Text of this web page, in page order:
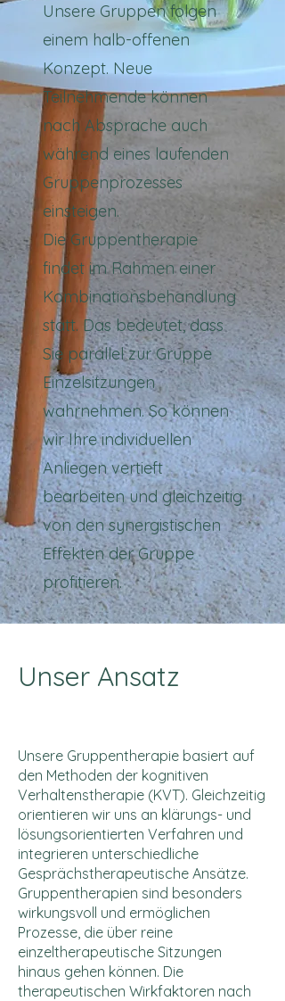
Unsere Gruppen folgen
einem halb-offenen
Konzept. Neue
Teilnehmende können
nach Absprache auch
während eines laufenden
Gruppenprozesses
einsteigen.
Die Gruppentherapie
findet im Rahmen einer
Kombinationsbehandlung
statt. Das bedeutet, dass
Sie parallel zur Gruppe
Einzelsitzungen
wahrnehmen. So können
wir Ihre individuellen
Anliegen vertieft
bearbeiten und gleichzeitig
von den synergistischen
Effekten der Gruppe
profitieren.
Unser Ansatz
Unsere Gruppentherapie basiert auf
den Methoden der kognitiven
Verhaltenstherapie (KVT). Gleichzeitig
orientieren wir uns an klärungs- und
lösungsorientierten Verfahren und
integrieren unterschiedliche
Gesprächstherapeutische Ansätze.
Gruppentherapien sind besonders
wirkungsvoll und ermöglichen
Prozesse, die über reine
einzeltherapeutische Sitzungen
hinaus gehen können. Die
therapeutischen Wirkfaktoren nach